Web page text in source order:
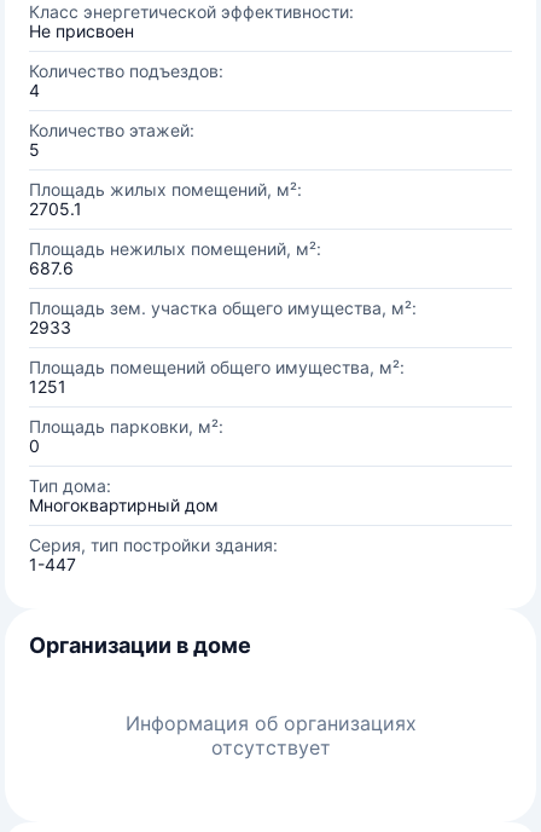
Класс энергетической эффективности:
Не присвоен
Количество подъездов:
4
Количество этажей:
5
Площадь жилых помещений, м²:
2705.1
Площадь нежилых помещений, м²:
687.6
Площадь зем. участка общего имущества, м²:
2933
Площадь помещений общего имущества, м²:
1251
Площадь парковки, м²:
0
Тип дома:
Многоквартирный дом
Серия, тип постройки здания:
1-447
Организации в доме
Информация об организациях
отсутствует